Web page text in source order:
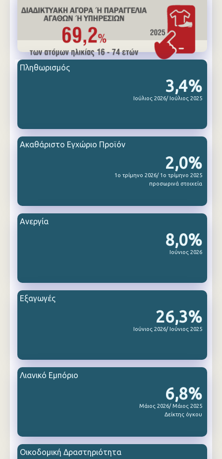
3,4%
Ιούλιος 2026/ Ιούλιος 2025
Πληθωρισμός
2,0%
1ο τρίμηνο 2026/ 1ο τρίμηνο 2025
προσωρινά στοιχεία
Ακαθάριστο Εγχώριο Προϊόν
8,0%
Ιούνιος 2026
Ανεργία
26,3%
Ιούνιος 2026/ Ιούνιος 2025
Εξαγωγές
6,8%
Μάιος 2026/ Μάιος 2025
Δείκτης όγκου
Λιανικό Εμπόριο
Οικοδομική Δραστηριότητα